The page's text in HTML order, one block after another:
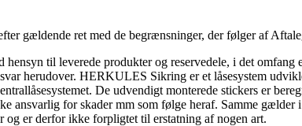
gældende ret med de begrænsninger, der følger af
til leverede produkter og reservedele, i det
herudover. HERKULES Sikring er et låsesystem
De udvendigt monterede stickers er
ansvarlig for skader mm som følge heraf. Samme
er derfor ikke forpligtet til erstatning af nogen art.